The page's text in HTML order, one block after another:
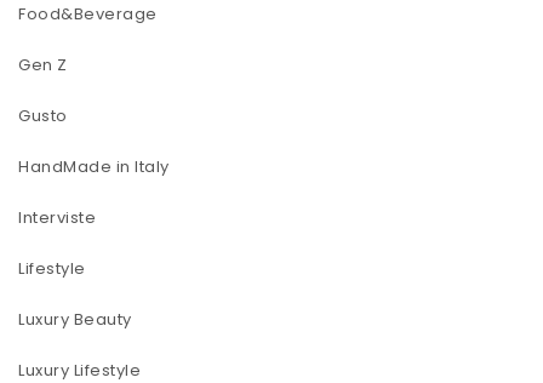
Food&Beverage
Gen Z
Gusto
HandMade in Italy
Interviste
Lifestyle
Luxury Beauty
Luxury Lifestyle